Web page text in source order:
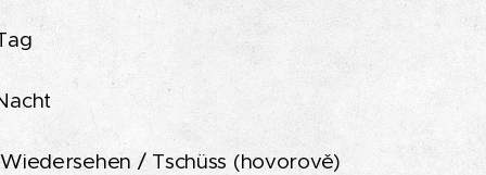
/ Tschüss (hovorově)